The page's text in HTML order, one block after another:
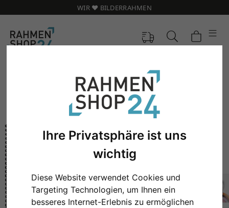
Ihre Privatsphäre ist uns
wichtig
Diese Website verwendet Cookies und
Targeting Technologien, um Ihnen ein
besseres Internet-Erlebnis zu ermöglichen
WIR ❤️ BILDERRAHMEN
Zurück